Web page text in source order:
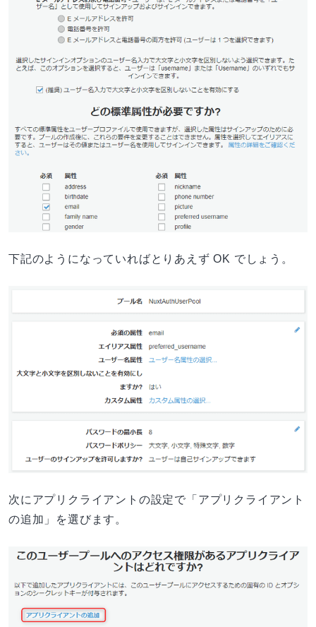
下記のようになっていればとりあえず OK でしょう。
次にアプリクライアントの設定で「アプリクライアント
の追加」を選びます。